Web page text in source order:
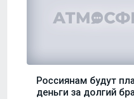
Россиянам будут
деньги за долгий